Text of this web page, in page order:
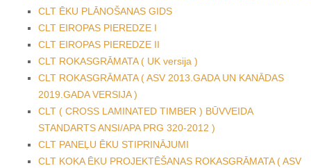
CLT ĒKU PLĀNOŠANAS GIDS
CLT EIROPAS PIEREDZE I
CLT EIROPAS PIEREDZE II
CLT ROKASGRĀMATA ( UK versija )
CLT ROKASGRĀMATA ( ASV 2013.GADA UN KANĀDAS
2019.GADA VERSIJA )
CLT ( CROSS LAMINATED TIMBER ) BŪVVEIDA
STANDARTS ANSI/APA PRG 320-2012 )
CLT PANEĻU ĒKU STIPRINĀJUMI
CLT KOKA ĒKU PROJEKTĒŠANAS ROKASGRĀMATA ( ASV